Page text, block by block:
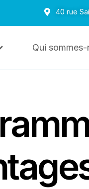
40 rue
Qui sommes-